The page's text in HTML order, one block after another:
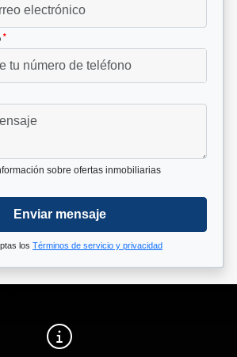
*
sobre ofertas inmobiliarias
Enviar mensaje
los Términos de servicio y privacidad